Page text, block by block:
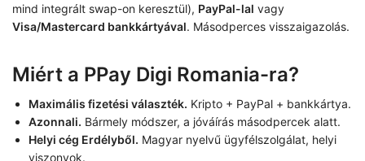
mind integrált swap-on keresztül), PayPal-lal vagy
Visa/Mastercard bankkártyával. Másodperces visszaigazolás.
Miért a PPay Digi Romania-ra?
Maximális fizetési választék. Kripto + PayPal + bankkártya.
Azonnali. Bármely módszer, a jóváírás másodpercek alatt.
Helyi cég Erdélyből. Magyar nyelvű ügyfélszolgálat, helyi
viszonyok.